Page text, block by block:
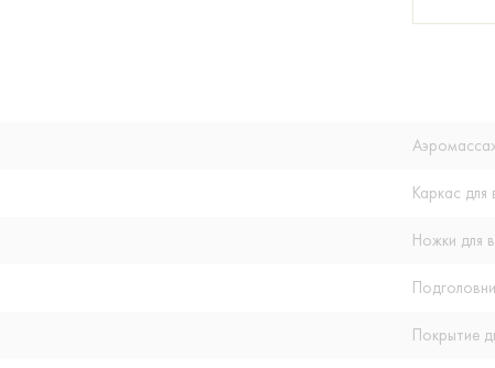
Каркас для
Ножки для
Покрытие